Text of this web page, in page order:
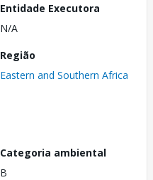
Entidade Executora
N/A
Região
Eastern and Southern Africa
Categoria ambiental
B